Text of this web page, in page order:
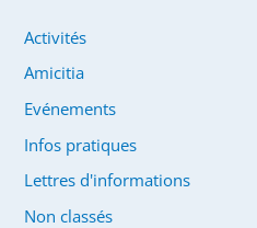
Activités
Amicitia
Evénements
Infos pratiques
Lettres d'informations
Non classés